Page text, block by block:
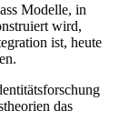
Modelle, in
wird,
ist, heute
das